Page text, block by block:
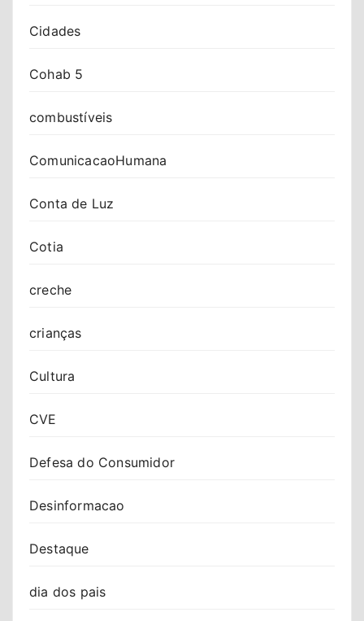
Cidades
Cohab 5
combustíveis
ComunicacaoHumana
Conta de Luz
Cotia
creche
crianças
Cultura
CVE
Defesa do Consumidor
Desinformacao
Destaque
dia dos pais